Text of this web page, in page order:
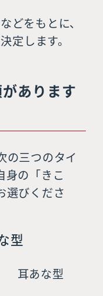
どをもとに、
定します。
あります
の三つのタイ
身の「きこ
選びくださ
型
耳あな型